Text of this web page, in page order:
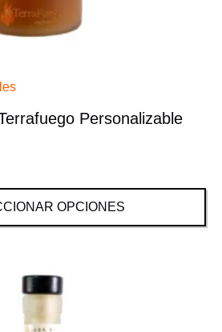
Personalizable
OPCIONES